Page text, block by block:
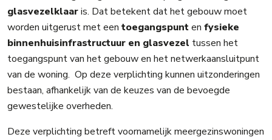
glasvezelklaaris. Dat betekent dat het gebouw moet
worden uitgerust met een toegangspunten fysieke
binnenhuisinfrastructuur en glasvezel tussen het
toegangspunt van het gebouw en het netwerkaansluitpunt
van de woning. Op deze verplichting kunnen uitzonderingen
bestaan, afhankelijk van de keuzes van de bevoegde
gewestelijke overheden.
Deze verplichting betreft voornamelijk meergezinswoningen